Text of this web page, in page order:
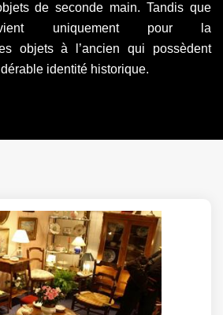
de seconde main. Tandis que
uniquement pour la
objets à l’ancien qui possèdent
identité historique.